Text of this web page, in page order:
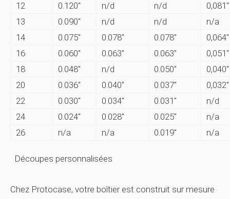
12
0.120″ n/d n/d
0,081"
13
0.090″ n/d n/d
n/a
14
0.075″ 0.078″ 0.078″
0,064"
16
0.060″ 0.063″ 0.063″
0,051"
18
0.048″ n/d 0.050″
0,040"
20
0.036″ 0.040″ 0.037″
0,032"
22
0.030″ 0.034″ 0.031″
n/d
24
0.024″ 0.028″ 0.025″
n/a
26
n/a n/a 0.019″ n/a
Découpes personnalisées
Chez Protocase, votre boîtier est construit sur mesure